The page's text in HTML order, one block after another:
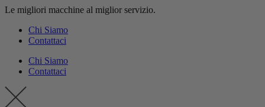
contenuto
Le migliori macchine al miglior servizio.
Chi Siamo
Contattaci
Chi Siamo
Contattaci